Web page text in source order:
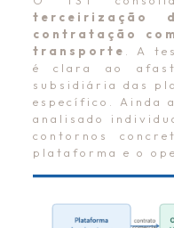
terceirização
contratação
transporte
. A
é clara ao
subsidiária das
específico. Ainda
analisado
contornos
plataforma e o